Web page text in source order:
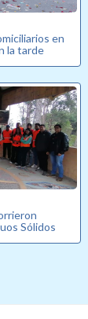
en
la tarde
Sólidos